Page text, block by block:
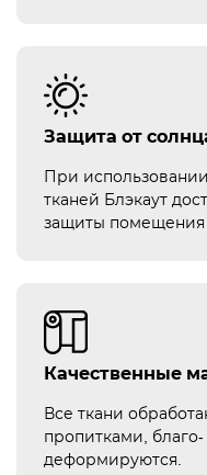
Защита от
При
тканей Блэкаут
защиты помещения
Качественные
Все ткани
пропитками,
деформируются.